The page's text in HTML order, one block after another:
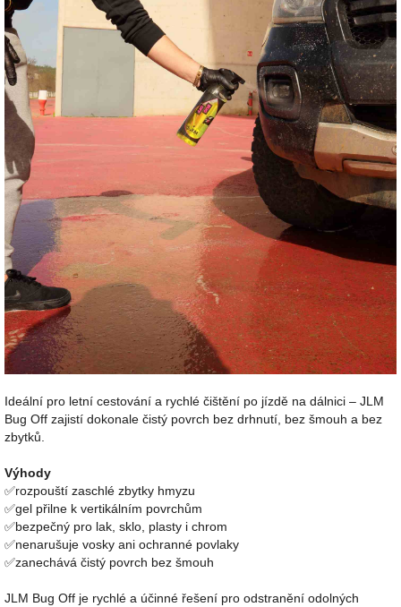
Ideální pro letní cestování a rychlé čištění po jízdě na dálnici – JLM
Bug Off zajistí dokonale čistý povrch bez drhnutí, bez šmouh a bez
zbytků.
Výhody
✅rozpouští zaschlé zbytky hmyzu
✅gel přilne k vertikálním povrchům
✅bezpečný pro lak, sklo, plasty i chrom
✅nenarušuje vosky ani ochranné povlaky
✅zanechává čistý povrch bez šmouh
JLM Bug Off je rychlé a účinné řešení pro odstranění odolných